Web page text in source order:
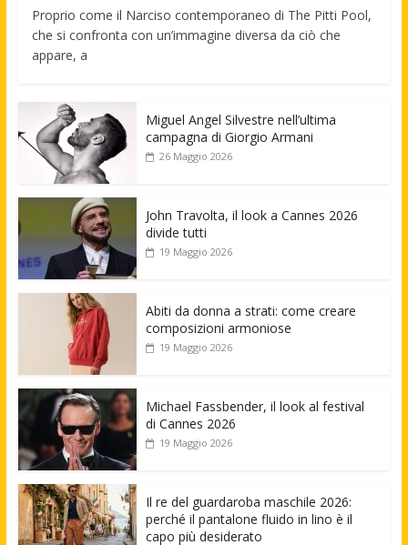
Proprio come il Narciso contemporaneo di The Pitti Pool,
che si confronta con un’immagine diversa da ciò che
appare, a
Miguel Angel Silvestre nell’ultima
campagna di Giorgio Armani
26 Maggio 2026
John Travolta, il look a Cannes 2026
divide tutti
19 Maggio 2026
Abiti da donna a strati: come creare
composizioni armoniose
19 Maggio 2026
Michael Fassbender, il look al festival
di Cannes 2026
19 Maggio 2026
Il re del guardaroba maschile 2026:
perché il pantalone fluido in lino è il
capo più desiderato